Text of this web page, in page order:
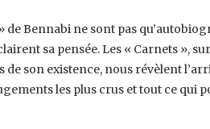
de Bennabi ne sont pas
sa pensée. Les « Carnets »,
de son existence, nous ‎révèlent
les plus crus et tout ce